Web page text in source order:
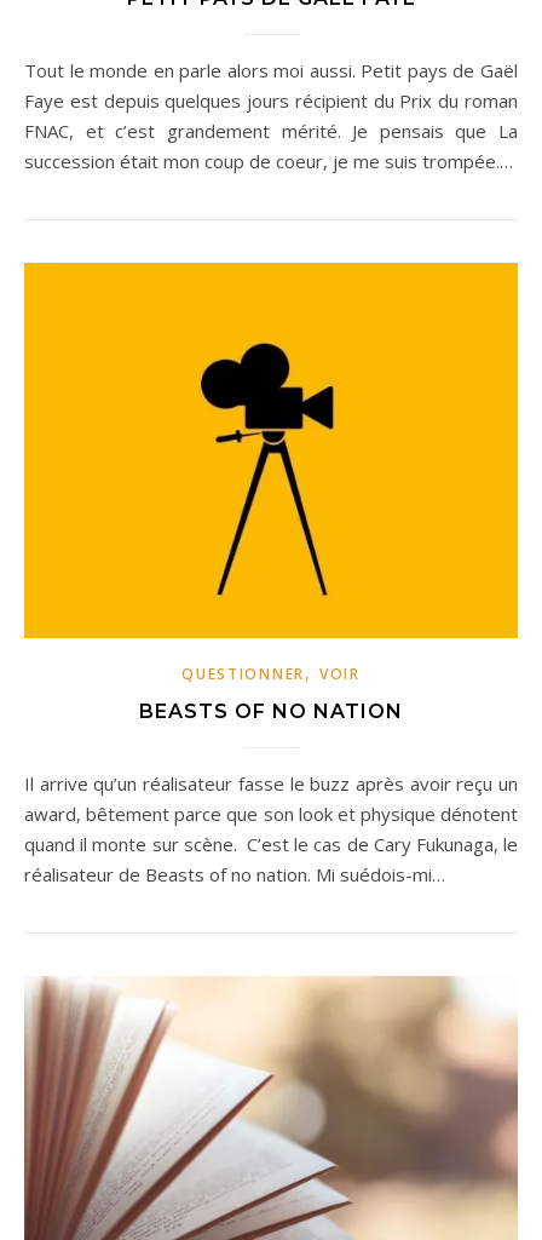
Tout le monde en parle alors moi aussi. Petit pays de Gaël
Faye est depuis quelques jours récipient du Prix du roman
FNAC, et c’est grandement mérité. Je pensais que La
succession était mon coup de coeur, je me suis trompée.…
QUESTIONNER, VOIR
BEASTS OF NO NATION
Il arrive qu’un réalisateur fasse le buzz après avoir reçu un
award, bêtement parce que son look et physique dénotent
quand il monte sur scène. C’est le cas de Cary Fukunaga, le
réalisateur de Beasts of no nation. Mi suédois-mi…